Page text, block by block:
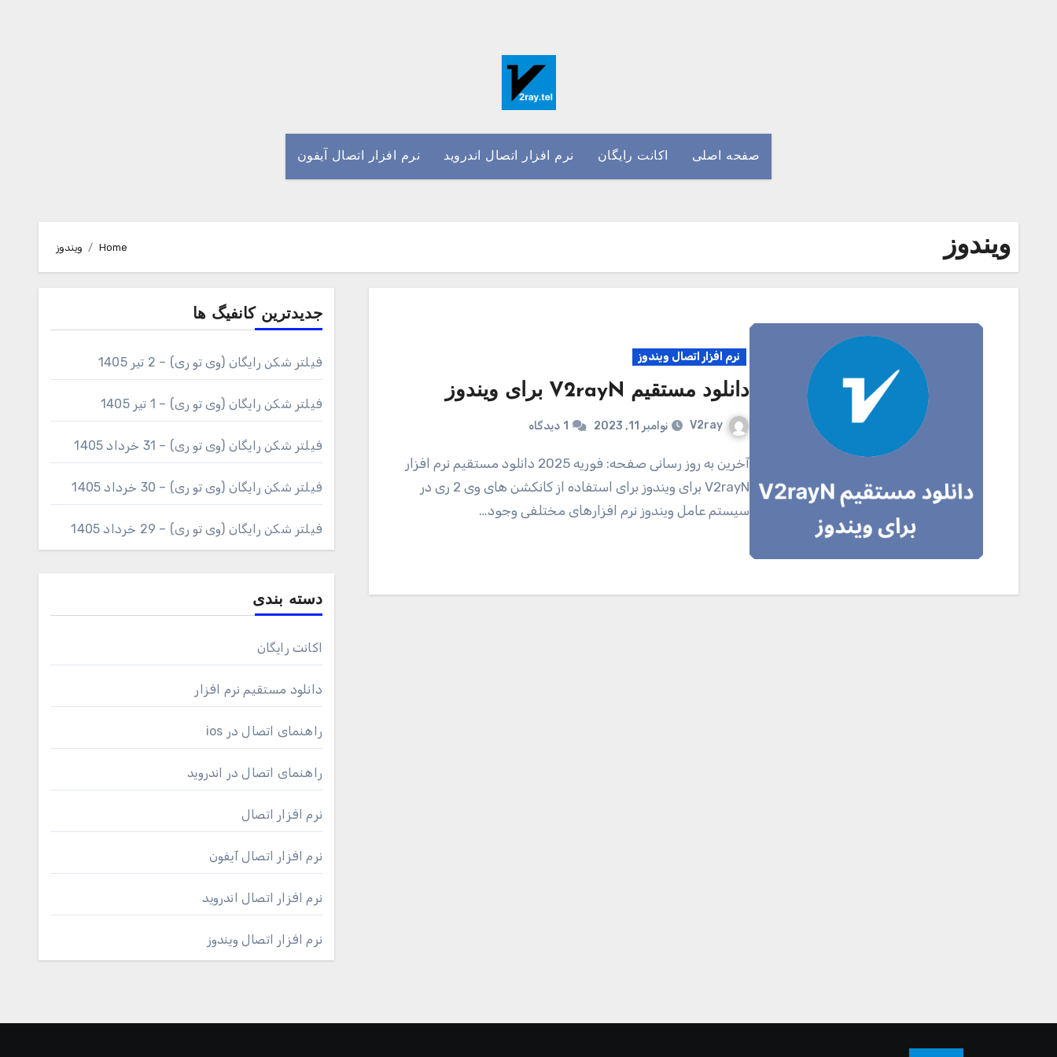
صفحه اصلی اکانت رایگان نرم افزار اتصال اندروید نرم افزار اتصال آیفون
ویندوز Home ویندوز
نرم افزار اتصال ویندوز
دانلود مستقیم V2rayN برای ویندوز
V2ray نوامبر 11, 2023 1 دیدگاه
آخرین به روز رسانی صفحه: فوریه 2025 دانلود مستقیم نرم افزار
V2rayN برای ویندوز برای استفاده از کانکشن های وی 2 ری در
سیستم عامل ویندوز نرم افزارهای مختلفی وجود…
جدیدترین کانفیگ ها
فیلتر شکن رایگان (وی تو ری) – 2 تیر 1405
فیلتر شکن رایگان (وی تو ری) – 1 تیر 1405
فیلتر شکن رایگان (وی تو ری) – 31 خرداد 1405
فیلتر شکن رایگان (وی تو ری) – 30 خرداد 1405
فیلتر شکن رایگان (وی تو ری) – 29 خرداد 1405
دسته بندی
اکانت رایگان
دانلود مستقیم نرم افزار
راهنمای اتصال در ios
راهنمای اتصال در اندروید
نرم افزار اتصال
نرم افزار اتصال آیفون
نرم افزار اتصال اندروید
نرم افزار اتصال ویندوز